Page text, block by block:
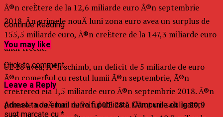
Ã®n creÈtere de la 12,6 miliarde euro Ã®n septembrie
2018. Ãn primele nouÄ luni zona euro avea un surplus de
155,5 miliarde euro, Ã®n creÈtere de la 147,3 miliarde euro
anul trecut.
UE 28 avea, Ã®n schimb, un deficit de 5 miliarde de euro
Ã®n comerÈul cu restul lumii Ã®n septembrie, Ã®n
creÈtered ela 1,5 miliarde euro Ã®n septembrie 2018. Ã®n
primele nouÄ luni deficitul UE 28 a fÄcut un salt la 29,9
Continue Reading
You may like
Click to comment
Leave a Reply
Adresa ta de email nu va fi publicată. Câmpurile obligatorii
sunt marcate cu *